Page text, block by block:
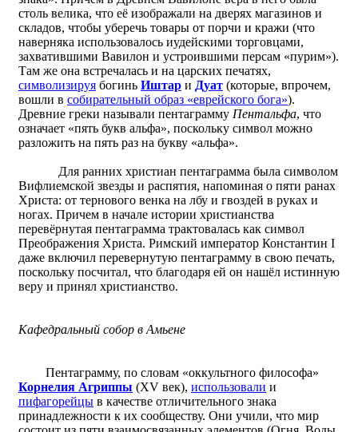
столь велика, что её изображали на дверях магазинов и
складов, чтобы уберечь товары от порчи и кражи (что
наверняка использовалось иудейскими торговцами,
захватившими Вавилон и устроившими персам «пурим»).
Там же она встречалась и на царских печатях,
символизируя богинь Иштар и Дуат (которые, впрочем,
вошли в собирательный образ «еврейского бога»).
Древние греки называли пентаграмму Пентальфа, что
означает «пять букв альфа», поскольку символ можно
разложить на пять раз на букву «альфа».
Для ранних христиан пентаграмма была символом
Вифлиемской звезды и распятия, напоминая о пяти ранах
Христа: от тернового венка на лбу и гвоздей в руках и
ногах. Причем в начале истории христианства
перевёрнутая пентаграмма трактовалась как символ
Преображения Христа. Римский император Константин I
даже включил перевернутую пентаграмму в свою печать,
поскольку посчитал, что благодаря ей он нашёл истинную
веру и принял христианство.
Кафедральный собор в Амьене
Пентаграмму, по словам «оккультного философа»
Корнелия Агриппы (XV век), использовали и
пифагорейцы в качестве отличительного знака
принадлежности к их сообществу. Они учили, что мир